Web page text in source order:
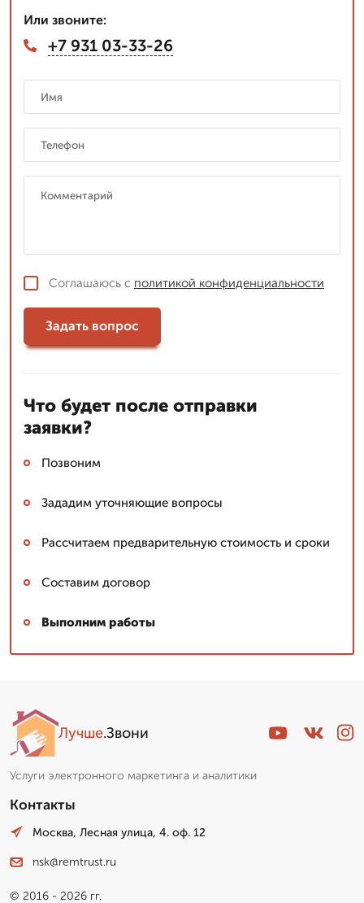
Или звоните:
+7 931 03-33-26
Соглашаюсь с политикой конфиденциальности
Задать вопрос
Что будет после отправки
заявки?
Позвоним
Зададим уточняющие вопросы
Рассчитаем предварительную стоимость и сроки
Составим договор
Выполним работы
Лучше.Звони
Услуги электронного маркетинга и аналитики
Контакты
Москва, Лесная улица, 4. оф. 12
nsk@remtrust.ru
© 2016 - 2026 гг.